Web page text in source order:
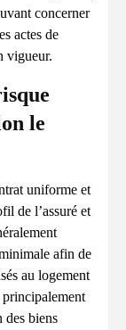
concerner
actes de
vigueur.
le
uniforme et
de l’assuré et
afin de
au logement
principalement
des biens